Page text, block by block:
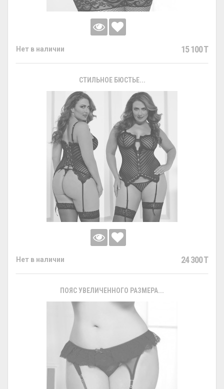
Нет в наличии 15 100 T
СТИЛЬНОЕ БЮСТЬЕ...
Нет в наличии 24 300 T
ПОЯС УВЕЛИЧЕННОГО РАЗМЕРА...